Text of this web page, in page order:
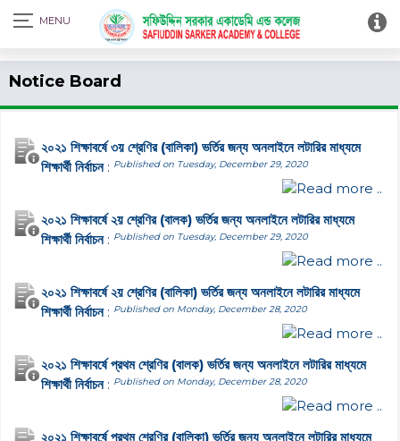
Print Admit Card
Notice Board
২০২১ শিক্ষাবর্ষে ৩য় শ্রেণির (বালিকা) ভর্তির জন্য অনলাইনে লটারির মাধ্যমে
শিক্ষার্থী নির্বাচন: Published on Tuesday, December 29, 2020
Read more ..
২০২১ শিক্ষাবর্ষে ২য় শ্রেণির (বালক) ভর্তির জন্য অনলাইনে লটারির মাধ্যমে
শিক্ষার্থী নির্বাচন: Published on Tuesday, December 29, 2020
Read more ..
২০২১ শিক্ষাবর্ষে ২য় শ্রেণির (বালিকা) ভর্তির জন্য অনলাইনে লটারির মাধ্যমে
শিক্ষার্থী নির্বাচন: Published on Monday, December 28, 2020
Read more ..
২০২১ শিক্ষাবর্ষে প্রথম শ্রেণির (বালক) ভর্তির জন্য অনলাইনে লটারির মাধ্যমে
শিক্ষার্থী নির্বাচন: Published on Monday, December 28, 2020
Read more ..
২০২১ শিক্ষাবর্ষে প্রথম শ্রেণির (বালিকা) ভর্তির জন্য অনলাইনে লটারির মাধ্যমে